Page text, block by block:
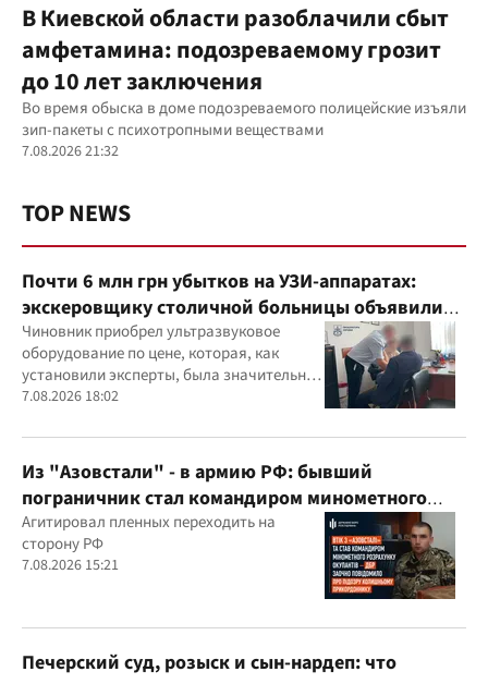
В Киевской области разоблачили сбыт
амфетамина: подозреваемому грозит
до 10 лет заключения
Во время обыска в доме подозреваемого полицейские изъяли
зип-пакеты с психотропными веществами
7.08.2026 21:32
TOP NEWS
Почти 6 млн грн убытков на УЗИ-аппаратах:
экскеровщику столичной больницы объявили
подозрение
Чиновник приобрел ультразвуковое
оборудование по цене, которая, как
установили эксперты, была значительно
выше рыночной
7.08.2026 18:02
Из "Азовстали" - в армию РФ: бывший
пограничник стал командиром минометного
расчета оккупантов
Агитировал пленных переходить на
сторону РФ
7.08.2026 15:21
Печерский суд, розыск и сын-нардеп: что